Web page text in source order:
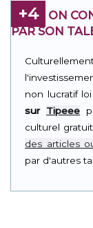
+4
ON
PAR SON
non lucratif
sur Tipeee
culturel
des articles
par d'autres